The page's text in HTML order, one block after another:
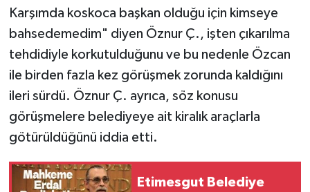
Karşımda koskoca başkan olduğu için kimseye
bahsedemedim" diyen Öznur Ç., işten çıkarılma
tehdidiyle korkutulduğunu ve bu nedenle Özcan
ile birden fazla kez görüşmek zorunda kaldığını
ileri sürdü. Öznur Ç. ayrıca, söz konusu
görüşmelere belediyeye ait kiralık araçlarla
götürüldüğünü iddia etti.
Etimesgut Belediye